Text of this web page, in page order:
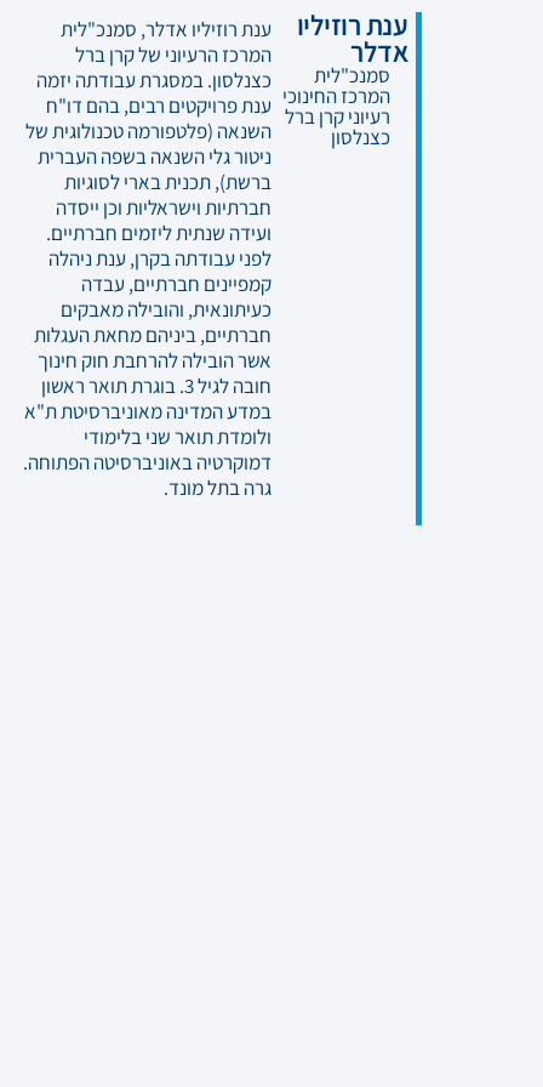
ענת רוזיליו
אדלר
סמנכ"לית
המרכז החינוכי
רעיוני קרן ברל
כצנלסון
ענת רוזיליו אדלר, סמנכ"לית
המרכז הרעיוני של קרן ברל
כצנלסון. במסגרת עבודתה יזמה
ענת פרויקטים רבים, בהם דו"ח
השנאה (פלטפורמה טכנולוגית של
ניטור גלי השנאה בשפה העברית
ברשת), תכנית בארי לסוגיות
חברתיות וישראליות וכן ייסדה
ועידה שנתית ליזמים חברתיים.
לפני עבודתה בקרן, ענת ניהלה
קמפיינים חברתיים, עבדה
כעיתונאית, והובילה מאבקים
חברתיים, ביניהם מחאת העגלות
אשר הובילה להרחבת חוק חינוך
חובה לגיל 3. בוגרת תואר ראשון
במדע המדינה מאוניברסיטת ת"א
ולומדת תואר שני בלימודי
דמוקרטיה באוניברסיטה הפתוחה.
גרה בתל מונד.